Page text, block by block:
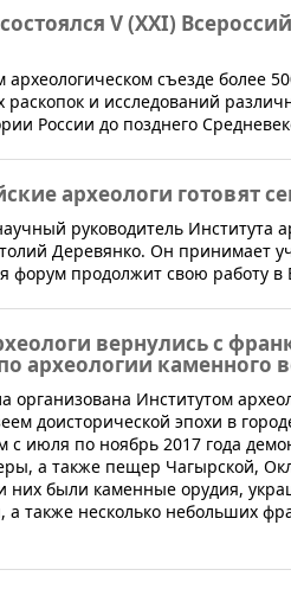
V (XXI)
археологическом съезде более
раскопок и исследований
России до позднего
археологи готовят
руководитель Института
Деревянко. Он принимает
форум продолжит свою работу в
вернулись с
археологии каменного
организована Институтом
доисторической эпохи в
с июля по ноябрь 2017 года
а также пещер Чагырской,
них были каменные орудия,
а также несколько небольших